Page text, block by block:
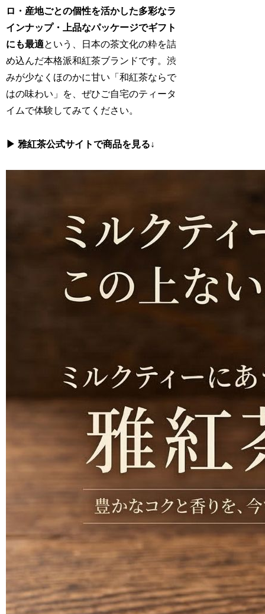
ロ・産地ごとの個性を活かした多彩なラ
インナップ・上品なパッケージでギフト
にも最適という、日本の茶文化の粋を詰
め込んだ本格派和紅茶ブランドです。渋
みが少なくほのかに甘い「和紅茶ならで
はの味わい」を、ぜひご自宅のティータ
イムで体験してみてください。
▶ 雅紅茶公式サイトで商品を見る↓